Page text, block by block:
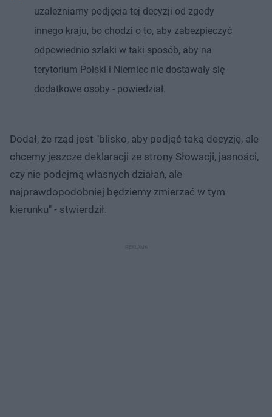
uzależniamy podjęcia tej decyzji od zgody
innego kraju, bo chodzi o to, aby zabezpieczyć
odpowiednio szlaki w taki sposób, aby na
terytorium Polski i Niemiec nie dostawały się
dodatkowe osoby - powiedział.
Dodał, że rząd jest "blisko, aby podjąć taką decyzję, ale
chcemy jeszcze deklaracji ze strony Słowacji, jasności,
czy nie podejmą własnych działań, ale
najprawdopodobniej będziemy zmierzać w tym
kierunku" - stwierdził.